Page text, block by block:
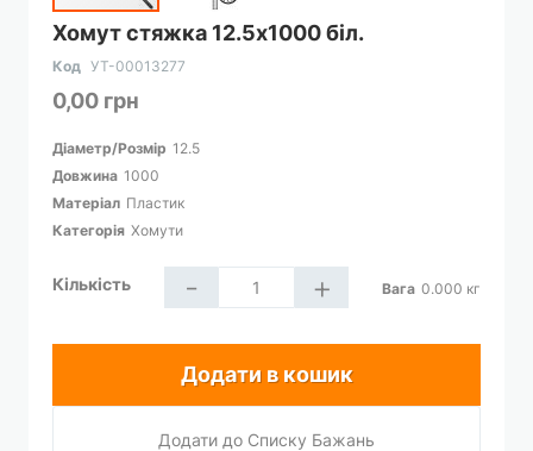
Хомут стяжка 12.5х1000 біл.
Код УТ-00013277
0,00 грн
Діаметр/Розмір 12.5
Довжина 1000
Матеріал Пластик
Категорія Хомути
Кількість - + Вага 0.000 кг
Додати в кошик
Додати до Списку Бажань
Перейти
до
початку
зображень